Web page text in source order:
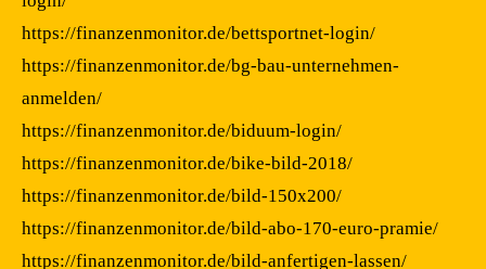
https://finanzenmonitor.de/bettsportnet-login/
https://finanzenmonitor.de/bg-bau-unternehmen-
anmelden/
https://finanzenmonitor.de/biduum-login/
https://finanzenmonitor.de/bike-bild-2018/
https://finanzenmonitor.de/bild-150x200/
https://finanzenmonitor.de/bild-abo-170-euro-pramie/
https://finanzenmonitor.de/bild-anfertigen-lassen/